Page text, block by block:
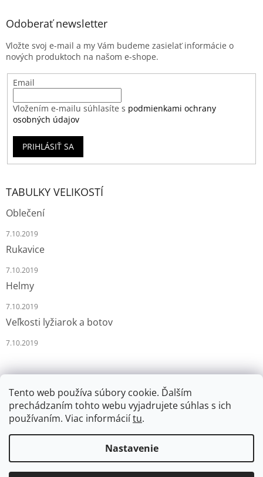
Tento web používa súbory cookie. Ďalším
prechádzaním tohto webu vyjadrujete súhlas s ich
používaním. Viac informáciítu.
Nastavenie
Odoberať newsletter
Vložte svoj e-mail a my Vám budeme zasielať informácie o
nových produktoch na našom e-shope.
Email
Vložením e-mailu súhlasíte s podmienkami ochrany
osobných údajov
PRIHLÁSIŤ SA
TABULKY VELIKOSTÍ
Oblečení
7.10.2019
Rukavice
7.10.2019
Helmy
7.10.2019
Veľkosti lyžiarok a botov
7.10.2019